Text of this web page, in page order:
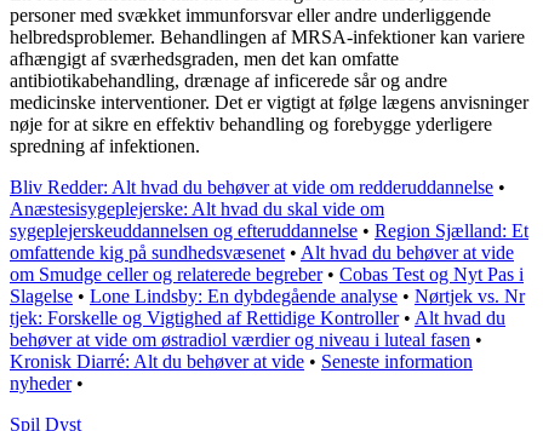
personer med svækket immunforsvar eller andre underliggende
helbredsproblemer. Behandlingen af MRSA-infektioner kan variere
afhængigt af sværhedsgraden, men det kan omfatte
antibiotikabehandling, drænage af inficerede sår og andre
medicinske interventioner. Det er vigtigt at følge lægens anvisninger
nøje for at sikre en effektiv behandling og forebygge yderligere
spredning af infektionen.
Bliv Redder: Alt hvad du behøver at vide om redderuddannelse •
Anæstesisygeplejerske: Alt hvad du skal vide om
sygeplejerskeuddannelsen og efteruddannelse • Region Sjælland: Et
omfattende kig på sundhedsvæsenet • Alt hvad du behøver at vide
om Smudge celler og relaterede begreber• Cobas Test og Nyt Pas i
Slagelse • Lone Lindsby: En dybdegående analyse • Nørtjek vs. Nr
tjek: Forskelle og Vigtighed af Rettidige Kontroller• Alt hvad du
behøver at vide om østradiol værdier og niveau i luteal fasen •
Kronisk Diarré: Alt du behøver at vide • Seneste information
nyheder•
Spil Dyst